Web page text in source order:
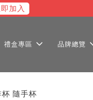
加入
禮盒專區 品牌總覽
隨手杯